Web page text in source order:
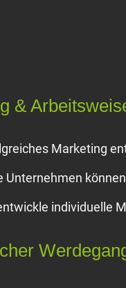
&
Marketing
Unternehmen
individuelle